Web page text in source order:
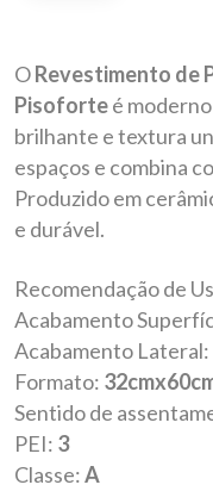
ORevestimento de
Pisoforteé
brilhante e textura
espaços e combina
Produzido em
e durável.
Recomendação de
Acabamento
Acabamento Lateral:
Formato:
Sentido de
PEI: 3
Classe:A